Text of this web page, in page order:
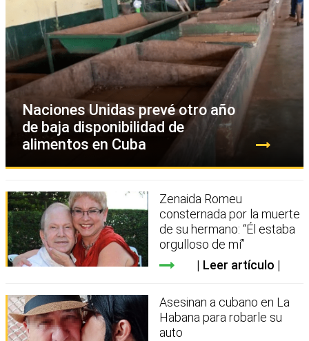
Naciones Unidas prevé otro año
de baja disponibilidad de
alimentos en Cuba
Zenaida Romeu
consternada por la muerte
de su hermano: “Él estaba
orgulloso de mí”
Leer artículo
Asesinan a cubano en La
Habana para robarle su
auto